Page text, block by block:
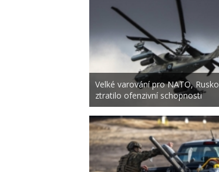
Velké varování pro NATO, Rusko
ztratilo ofenzivní schopnosti